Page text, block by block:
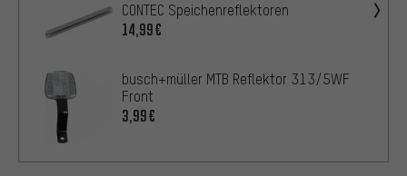
CONTEC Speichenreflektoren
14,99€
busch+müller MTB Reflektor 313/5WF
Front
3,99€